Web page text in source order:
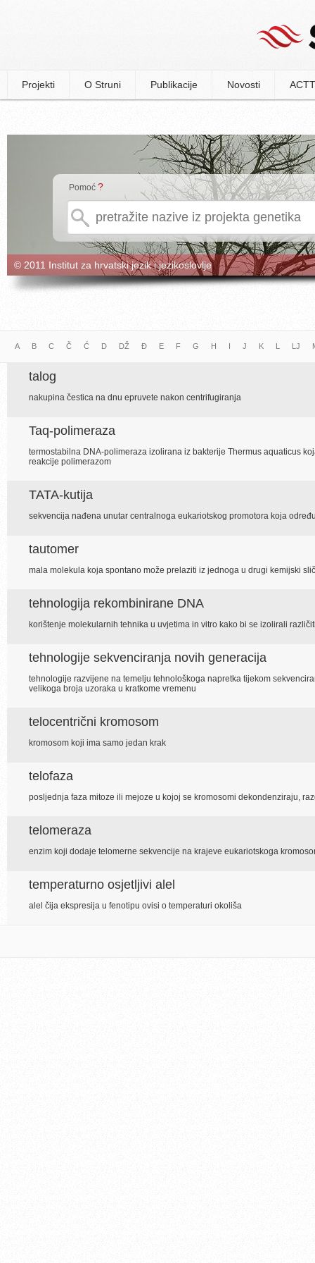
Projekti O Struni Publikacije Novosti
Pomoć ?
© 2011 Institut za hrvatski jezik i jezikoslovlje
A B C Č Ć D DŽ Đ E F G H I J K L LJ
talog
nakupina čestica na dnu epruvete nakon centrifugiranja
Taq-polimeraza
termostabilna DNA-polimeraza izolirana iz bakterije Thermus aquaticus
reakcije polimerazom
TATA-kutija
sekvencija nađena unutar centralnoga eukariotskog promotora koja
tautomer
mala molekula koja spontano može prelaziti iz jednoga u drugi kemijski
tehnologija rekombinirane DNA
korištenje molekularnih tehnika u uvjetima in vitro kako bi se izolirali
tehnologije sekvenciranja novih generacija
tehnologije razvijene na temelju tehnološkoga napretka tijekom
velikoga broja uzoraka u kratkome vremenu
telocentrični kromosom
kromosom koji ima samo jedan krak
telofaza
posljednja faza mitoze ili mejoze u kojoj se kromosomi dekondenziraju,
telomeraza
enzim koji dodaje telomerne sekvencije na krajeve eukariotskoga
temperaturno osjetljivi alel
alel čija ekspresija u fenotipu ovisi o temperaturi okoliša